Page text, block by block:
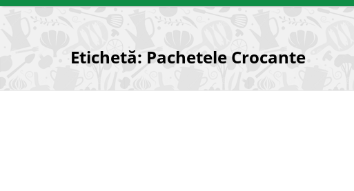
Etichetă: Pachetele Crocante